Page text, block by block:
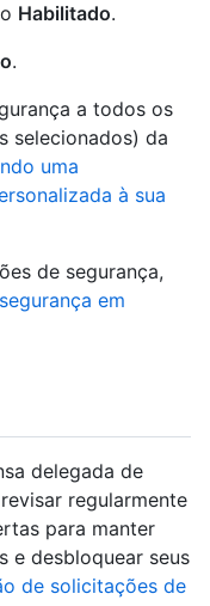
Habilitado.
.
a todos os
selecionados) da
uma
à sua
de segurança,
em
delegada de
regularmente
para manter
e desbloquear seus
de solicitações de